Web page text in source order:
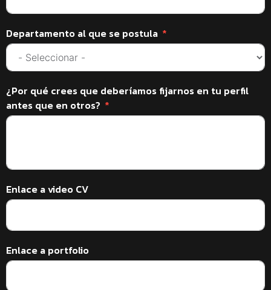
Departamento al que se postula
¿Por qué crees que deberíamos fijarnos en tu perfil
antes que en otros?
Enlace a video CV
Enlace a portfolio